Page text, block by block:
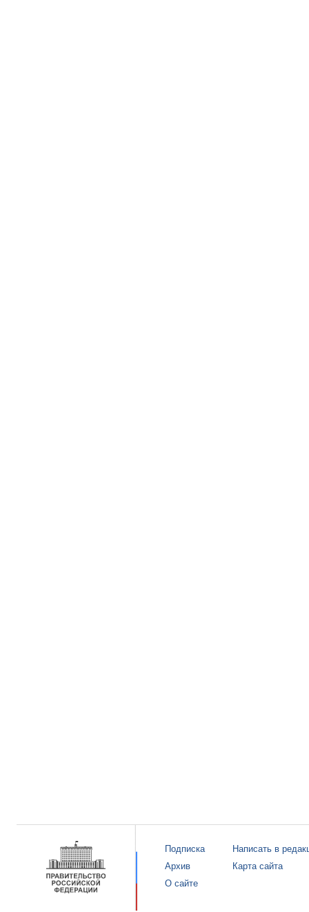
Подписка
Архив
О сайте
Написать в
Карта сайта